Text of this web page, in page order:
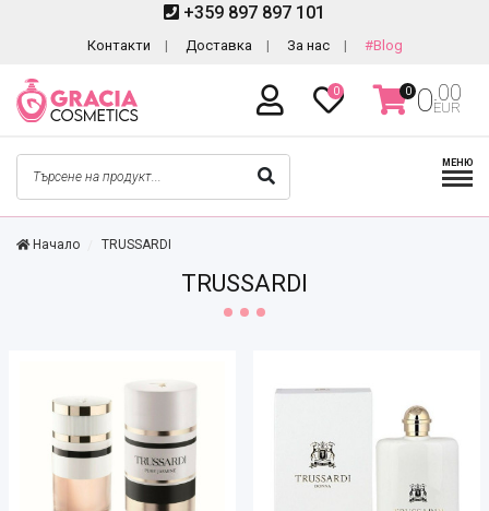
+359 897 897 101
Контакти Доставка За нас #Blog
0 0 0.00
EUR
МЕНЮ
Начало TRUSSARDI
TRUSSARDI